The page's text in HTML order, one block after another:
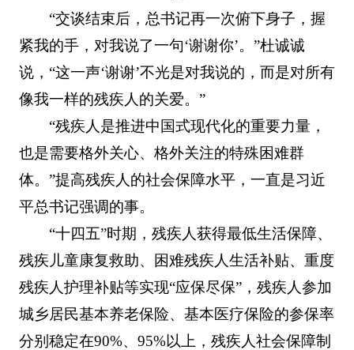
“交谈结束后，总书记再一次俯下身子，握
紧我的手，对我说了一句‘谢谢你’。”杜诚诚
说，“这一声‘谢谢’不光是对我说的，而是对所有
像我一样的残疾人的关爱。”
“残疾人是推进中国式现代化的重要力量，
也是需要格外关心、格外关注的特殊困难群
体。”提高残疾人的社会保障水平，一直是习近
平总书记强调的事。
“十四五”时期，残疾人获得最低生活保障、
残疾儿童康复救助、困难残疾人生活补贴、重度
残疾人护理补贴等实现“应保尽保”，残疾人参加
城乡居民基本养老保险、基本医疗保险的参保率
分别稳定在90%、95%以上，残疾人社会保障制